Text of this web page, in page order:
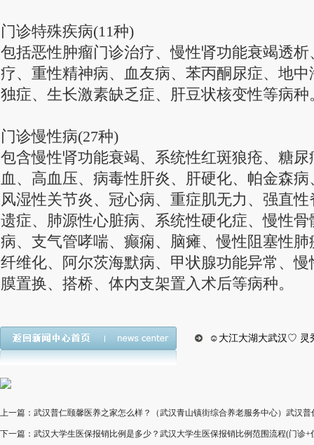
门诊特殊疾病(11种)
包括恶性肿瘤门诊治疗、慢性肾功能衰竭透
疗、重性精神病、血友病、苯丙酮尿症、地
独症、生长激素缺乏症、肝豆状核变性等病种
门诊慢性病(27种)
包含慢性肾功能衰竭、系统性红斑狼疮、糖
血、高血压、病毒性肝炎、肝硬化、帕金森
风湿性关节炎、冠心病、重症肌无力、强直
遗症、肺源性心脏病、系统性硬化症、慢性
病、支气管哮喘、癫痫、脑瘫、慢性阻塞性
纤维化、阿尔茨海默病、甲状腺功能异常、
膜置换、搭桥、体内支架置入术后等病种。
☺大江大湖大武汉♡ 灵
上一篇：武汉普仁颐馨医养之家怎么样？（武汉青山镇街综合养老服务中心）武汉
下一篇：武汉大学生医保报销比例是多少？武汉大学生医保报销比例范围流程(门诊+